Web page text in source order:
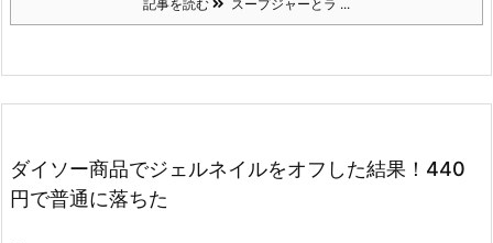
記事を読む スープジャーとラ ...
ダイソー商品でジェルネイルをオフした結果！440
円で普通に落ちた